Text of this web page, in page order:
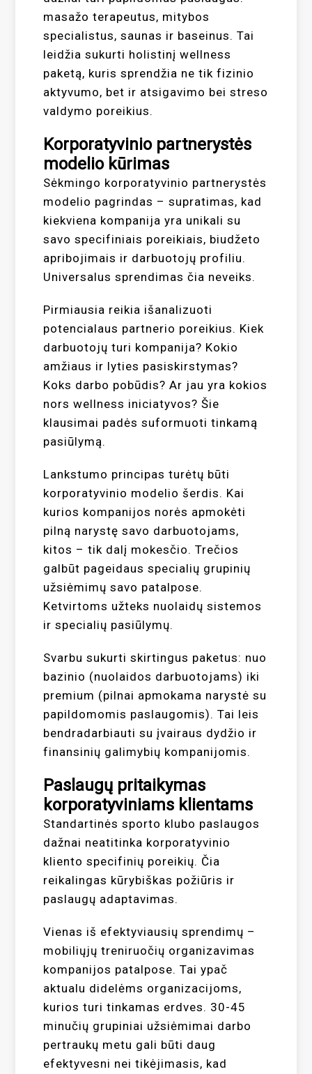
masažo terapeutus, mitybos
specialistus, saunas ir baseinus. Tai
leidžia sukurti holistinį wellness
paketą, kuris sprendžia ne tik fizinio
aktyvumo, bet ir atsigavimo bei streso
valdymo poreikius.
Korporatyvinio partnerystės
modelio kūrimas
Sėkmingo korporatyvinio partnerystės
modelio pagrindas – supratimas, kad
kiekviena kompanija yra unikali su
savo specifiniais poreikiais, biudžeto
apribojimais ir darbuotojų profiliu.
Universalus sprendimas čia neveiks.
Pirmiausia reikia išanalizuoti
potencialaus partnerio poreikius. Kiek
darbuotojų turi kompanija? Kokio
amžiaus ir lyties pasiskirstymas?
Koks darbo pobūdis? Ar jau yra kokios
nors wellness iniciatyvos? Šie
klausimai padės suformuoti tinkamą
pasiūlymą.
Lankstumo principas turėtų būti
korporatyvinio modelio šerdis. Kai
kurios kompanijos norės apmokėti
pilną narystę savo darbuotojams,
kitos – tik dalį mokesčio. Trečios
galbūt pageidaus specialių grupinių
užsiėmimų savo patalpose.
Ketvirtoms užteks nuolaidų sistemos
ir specialių pasiūlymų.
Svarbu sukurti skirtingus paketus: nuo
bazinio (nuolaidos darbuotojams) iki
premium (pilnai apmokama narystė su
papildomomis paslaugomis). Tai leis
bendradarbiauti su įvairaus dydžio ir
finansinių galimybių kompanijomis.
Paslaugų pritaikymas
korporatyviniams klientams
Standartinės sporto klubo paslaugos
dažnai neatitinka korporatyvinio
kliento specifinių poreikių. Čia
reikalingas kūrybiškas požiūris ir
paslaugų adaptavimas.
Vienas iš efektyviausių sprendimų –
mobiliųjų treniruočių organizavimas
kompanijos patalpose. Tai ypač
aktualu didelėms organizacijoms,
kurios turi tinkamas erdves. 30-45
minučių grupiniai užsiėmimai darbo
pertraukų metu gali būti daug
efektyvesni nei tikėjimasis, kad